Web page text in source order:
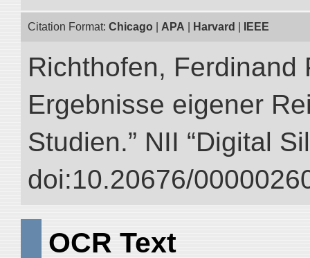
Citation Format: Chicago APA Harvard IEEE
Richthofen, Ferdinand
Ergebnisse eigener
Studien.” NII “Digital
doi:10.20676/
OCR Text